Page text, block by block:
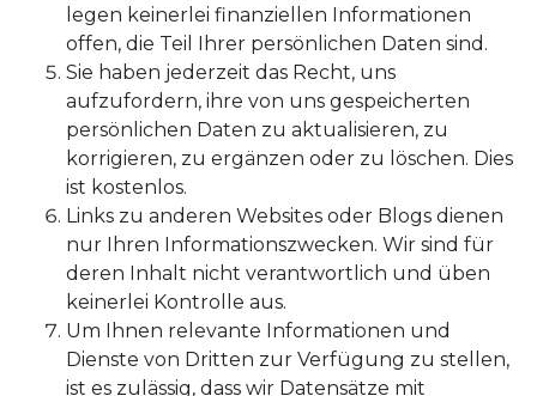
legen keinerlei finanziellen Informationen
offen, die Teil Ihrer persönlichen Daten sind.
Sie haben jederzeit das Recht, uns
aufzufordern, ihre von uns gespeicherten
persönlichen Daten zu aktualisieren, zu
korrigieren, zu ergänzen oder zu löschen. Dies
ist kostenlos.
Links zu anderen Websites oder Blogs dienen
nur Ihren Informationszwecken. Wir sind für
deren Inhalt nicht verantwortlich und üben
keinerlei Kontrolle aus.
Um Ihnen relevante Informationen und
Dienste von Dritten zur Verfügung zu stellen,
ist es zulässig, dass wir Datensätze mit